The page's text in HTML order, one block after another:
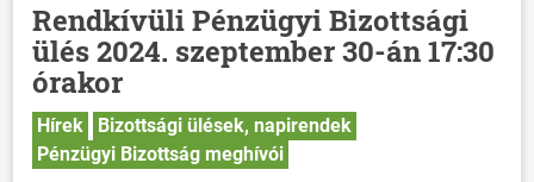
Rendkívüli Pénzügyi Bizottsági
ülés 2024. szeptember 30-án 17:30
órakor
Hírek
Bizottsági ülések, napirendek
Pénzügyi Bizottság meghívói